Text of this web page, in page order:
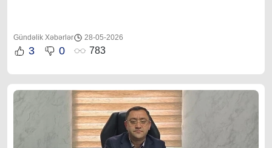
Gündəlik Xəbərlər 28-05-2026
3 0 783